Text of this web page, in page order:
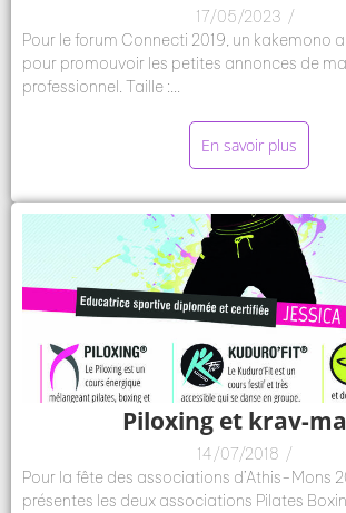
17/05/2023 /
Pour le forum Connecti 2019, un kakemono
pour promouvoir les petites annonces de
professionnel. Taille :...
En savoir plus
Piloxing et krav-
14/07/2018 /
Pour la fête des associations d’Athis-Mons
présentes les deux associations Pilates